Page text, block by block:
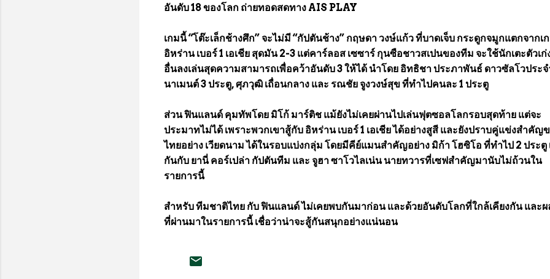
อันดับ 18 ของโลก ถ่ายทอดสดทาง AIS PLAY
เกมนี้ “โต๊ะเล็กช้างศึก” จะไม่มี “กัปตันช้าง” กฤษดา วงษ์แก้ว ที่บาดเจ็บ กระดูกจมูกแตกจากเ
อิหร่าน เบอร์ 1 เอเชีย สุดมัน 2-3 แต่คาร์ลอส เซซาร์ กุนซือชาวสเปนของทีม จะใช้นักเตะตัวเก่
อื่นลงเล่นสุดความสามารถเพื่อคว้าอันดับ 3 ให้ได้ นำโดย อิทธิชา ประภาพันธ์ ดาวซัลโวประ
นาเมนต์ 3 ประตู, ศุภวุฒิ เถื่อนกลาง และ รณชัย จูงวงษ์สุข ที่ทำไปคนละ 1 ประตู
ส่วน ฟินแลนด์ คุมทัพโดย มิโก้ มาร์ติช แม้ยังไม่เคยผ่านไปเล่นฟุตซอลโลกรอบสุดท้าย แต่จะ
ประมาทไม่ได้ เพราะพวกเขาสู้กับ อิหร่าน เบอร์ 1 เอเชีย ได้อย่างสูสี และยังปราบคู่แข่งสำคัญ
ไทยอย่าง เวียดนาม ได้ในรอบแบ่งกลุ่ม โดยมีคีย์แมนสำคัญอย่าง มิก้า โฮซิโอ ที่ทำไป 2 ประตู
กันกับ ยานี่ คอร์เปล่า กัปตันทีม และ จูฮา ซาโวไลเน่น นายทวารที่เซฟสำคัญมานับไม่ถ้วนใน
รายการนี้
สำหรับ ทีมชาติไทย กับ ฟินแลนด์ ไม่เคยพบกันมาก่อน และด้วยอันดับโลกที่ใกล้เคียงกัน และผ
ที่ผ่านมาในรายการนี้ เชื่อว่าน่าจะสู้กันสนุกอย่างแน่นอน